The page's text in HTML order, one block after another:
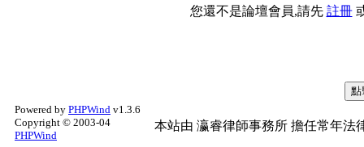
您還不是論壇會員,請先 註冊
Powered by PHPWind v1.3.6
Copyright © 2003-04
PHPWind
本站由 瀛睿律師事務所 擔任常年法